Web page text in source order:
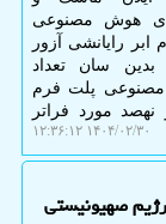
هوش مصنوعی
ابر رایانشی آزور
بدین سان تعداد
پلت فرم
نهصد مورد فراتر
۱۴۰۴/۰۲/۳۰ ۱۲:۳۶:۱۲